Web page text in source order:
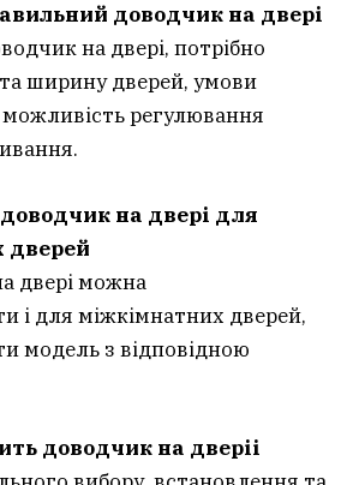
доводчик на двері
на двері, потрібно
ширину дверей, умови
можливість регулювання
на двері для
дверей
двері можна
і для міжкімнатних дверей,
модель з відповідною
доводчик на дверіі